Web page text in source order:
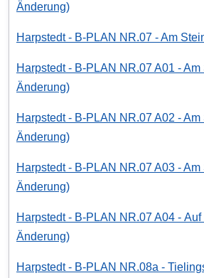
Änderung)
Harpstedt - B-PLAN NR.07 - Am
Harpstedt - B-PLAN NR.07 A01 -
Änderung)
Harpstedt - B-PLAN NR.07 A02 -
Änderung)
Harpstedt - B-PLAN NR.07 A03 -
Änderung)
Harpstedt - B-PLAN NR.07 A04 -
Änderung)
Harpstedt - B-PLAN NR.08a -